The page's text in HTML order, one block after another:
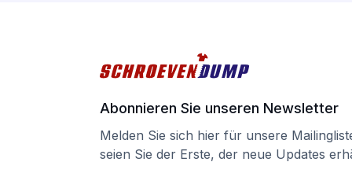
Abonnieren Sie unseren Newsletter
Melden Sie sich hier für unsere
seien Sie der Erste, der neue Updates